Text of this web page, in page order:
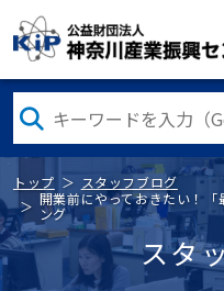
トップ
スタッフブログ
開業前にやっておきたい！
ング
スタ